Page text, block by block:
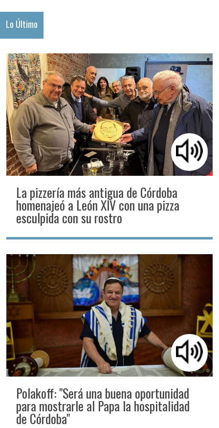
Lo Último
La pizzería más antigua de Córdoba
homenajeó a León XIV con una pizza
esculpida con su rostro
Polakoff: "Será una buena oportunidad
para mostrarle al Papa la hospitalidad
de Córdoba"